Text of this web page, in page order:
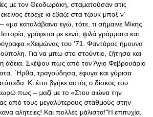
με τον Θεοδωράκη, σταματούσαν στις
έτρεχε κι έβαζε στα τζουκ μποξ ν’
«μα καταλάβαινα εγώ, τότε, τι σήμαινε Μίκης
γράφεται με κενά, ψιλά γράμματα και
του ’71. Φαντάρος ήμουνα
Για να μπω στο στούντιο, ζήτησα και
άδεια. Σκέψου πως από τον Άγιο Φεβρουάριο
΄Ηρθα, τραγούδησα, έφυγα και γύρισα
Κι έτσι βγήκε αυτός ο δίσκος του
πως – μαζί με το «Στου αιώνα την
από τους μεγαλύτερους σταθμούς στην
αλητείες! Και πολλές μάλιστα!"Η επιτυχία,